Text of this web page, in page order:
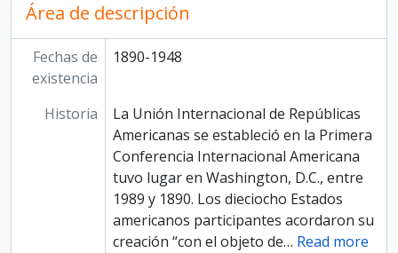
Área de descripción
Fechas de
existencia
1890-1948
Historia
La Unión Internacional de Repúblicas
Americanas se estableció en la Primera
Conferencia Internacional Americana
tuvo lugar en Washington, D.C., entre
1989 y 1890. Los dieciocho Estados
americanos participantes acordaron su
creación “con el objeto de… Read more